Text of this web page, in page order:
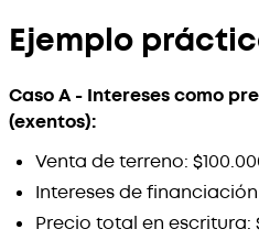
Ejemplo
Caso A - Intereses como
(exentos):
Venta de terreno:
Intereses de
Precio total en escritura: